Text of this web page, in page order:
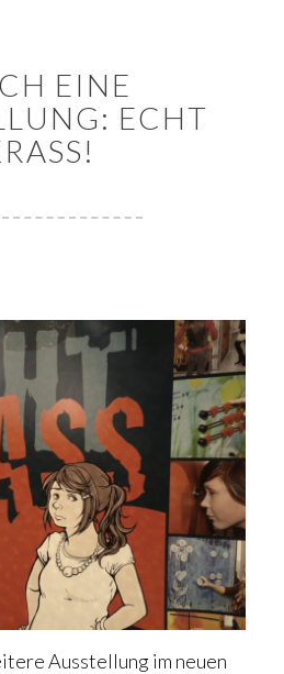
EINE
ECHT
Ausstellung im neuen